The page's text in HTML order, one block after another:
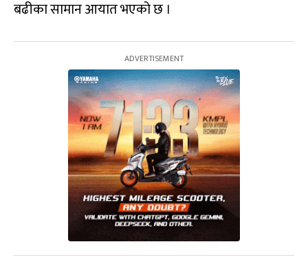
बढीका सामान आयात भएको छ ।